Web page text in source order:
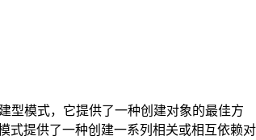
型模式，它提供了一种创建对象的最佳方
式提供了一种创建一系列相关或相互依赖对